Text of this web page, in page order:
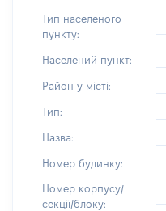
Тип населеного
пункту:
Населений пункт:
Район у місті:
Тип:
Назва:
Номер будинку:
Номер корпусу/
секції/блоку: